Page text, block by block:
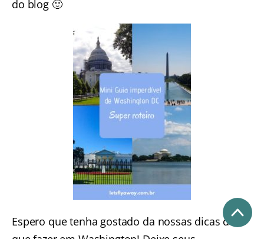
do blog 🙂
Espero que tenha gostado da nossas dicas de o